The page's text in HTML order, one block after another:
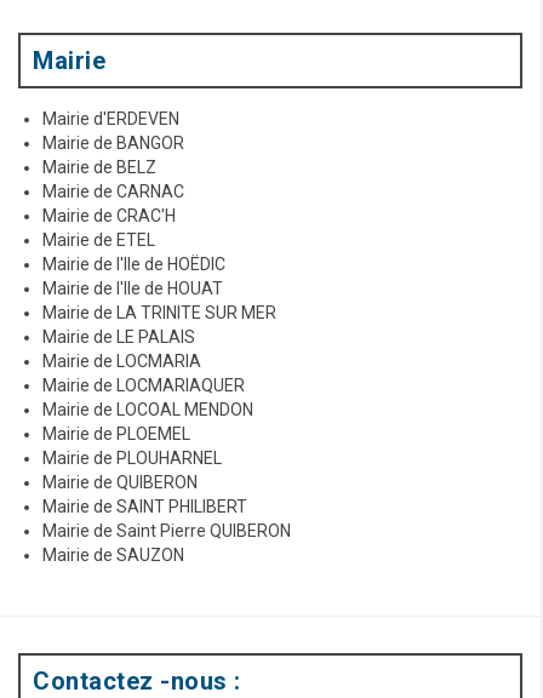
Mairie
Mairie d'ERDEVEN
Mairie de BANGOR
Mairie de BELZ
Mairie de CARNAC
Mairie de CRAC'H
Mairie de ETEL
Mairie de l'Ile de HOËDIC
Mairie de l'Ile de HOUAT
Mairie de LA TRINITE SUR MER
Mairie de LE PALAIS
Mairie de LOCMARIA
Mairie de LOCMARIAQUER
Mairie de LOCOAL MENDON
Mairie de PLOEMEL
Mairie de PLOUHARNEL
Mairie de QUIBERON
Mairie de SAINT PHILIBERT
Mairie de Saint Pierre QUIBERON
Mairie de SAUZON
Contactez -nous :